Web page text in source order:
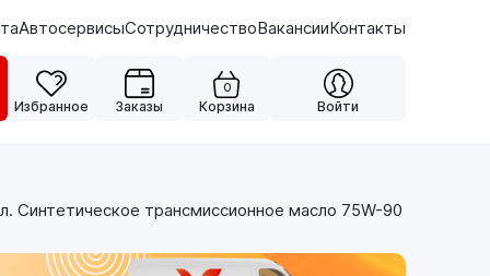
АвтосервисыСотрудничествоВакансииКонтакты
Избранное Заказы
0
Корзина Войти
Синтетическое трансмиссионное масло 75W-90